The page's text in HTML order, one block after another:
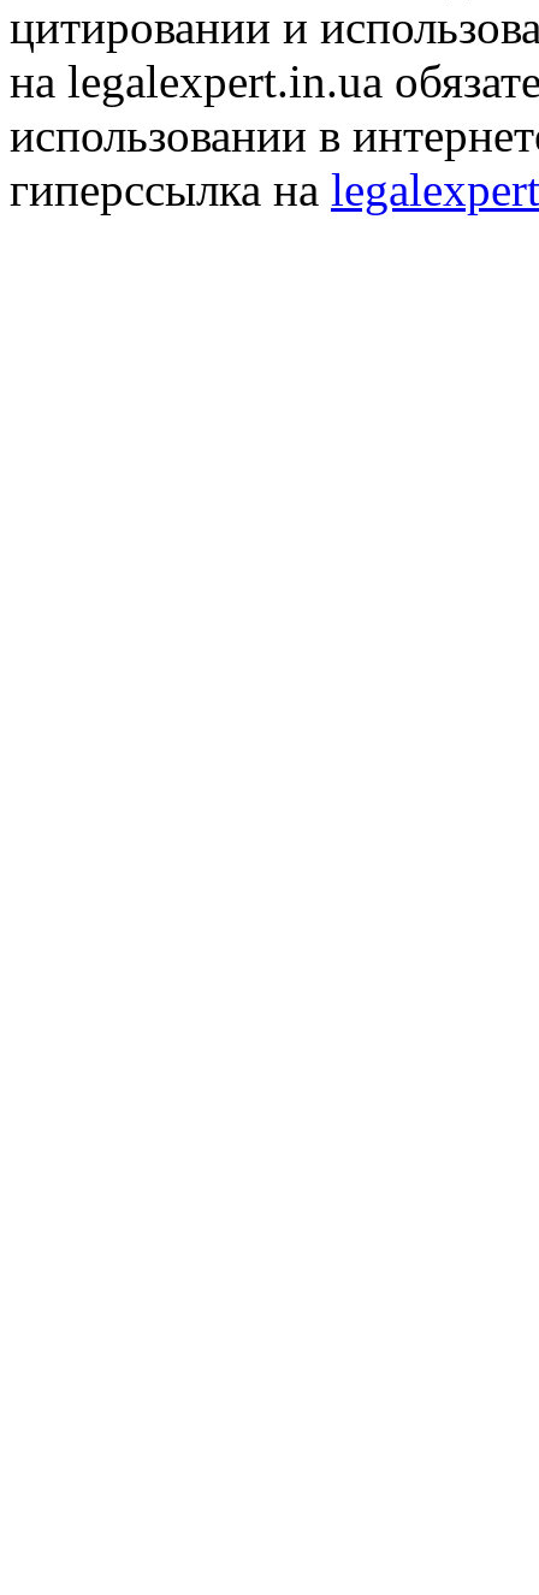
цитировании и
на legalexpert.in.ua
использовании в
гиперссылка на